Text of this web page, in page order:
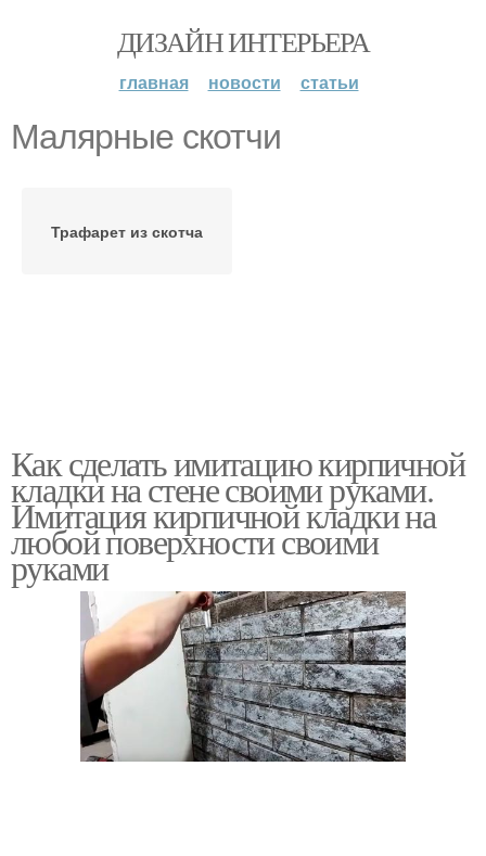
ДИЗАЙН ИНТЕРЬЕРА
главная новости статьи
Малярные скотчи
Трафарет из скотча
Как сделать имитацию кирпичной
кладки на стене своими руками.
Имитация кирпичной кладки на
любой поверхности своими
руками